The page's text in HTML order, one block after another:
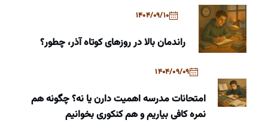
1404/09/10
راندمان بالا در روزهای کوتاه آذر، چطور؟
1404/09/09
امتحانات مدرسه اهمیت دارن یا نه؟ چگونه هم
نمره کافی بیاریم و هم کنکوری بخوانیم